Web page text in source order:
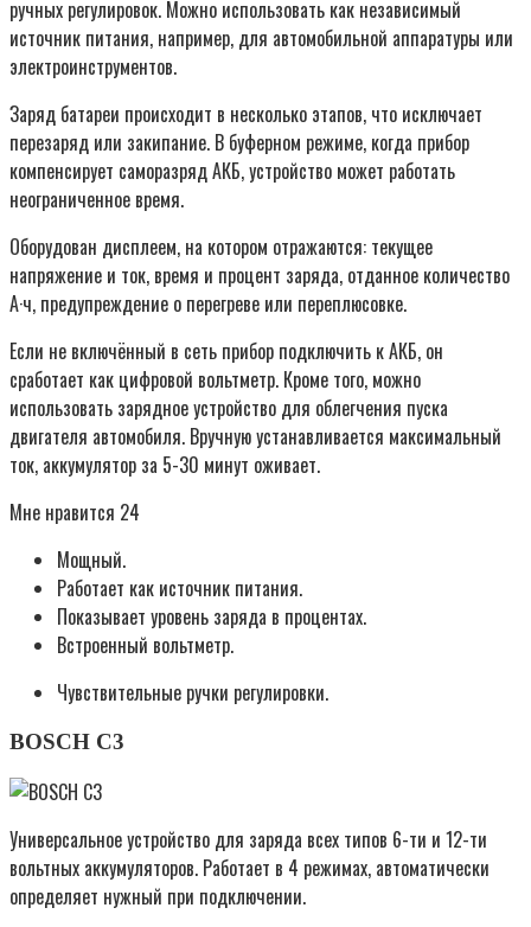
ручных регулировок. Можно использовать как независимый
источник питания, например, для автомобильной аппаратуры или
электроинструментов.
Заряд батареи происходит в несколько этапов, что исключает
перезаряд или закипание. В буферном режиме, когда прибор
компенсирует саморазряд АКБ, устройство может работать
неограниченное время.
Оборудован дисплеем, на котором отражаются: текущее
напряжение и ток, время и процент заряда, отданное количество
А·ч, предупреждение о перегреве или переплюсовке.
Если не включённый в сеть прибор подключить к АКБ, он
сработает как цифровой вольтметр. Кроме того, можно
использовать зарядное устройство для облегчения пуска
двигателя автомобиля. Вручную устанавливается максимальный
ток, аккумулятор за 5-30 минут оживает.
Мне нравится 24
Мощный.
Работает как источник питания.
Показывает уровень заряда в процентах.
Встроенный вольтметр.
Чувствительные ручки регулировки.
BOSCH C3
Универсальное устройство для заряда всех типов 6-ти и 12-ти
вольтных аккумуляторов. Работает в 4 режимах, автоматически
определяет нужный при подключении.